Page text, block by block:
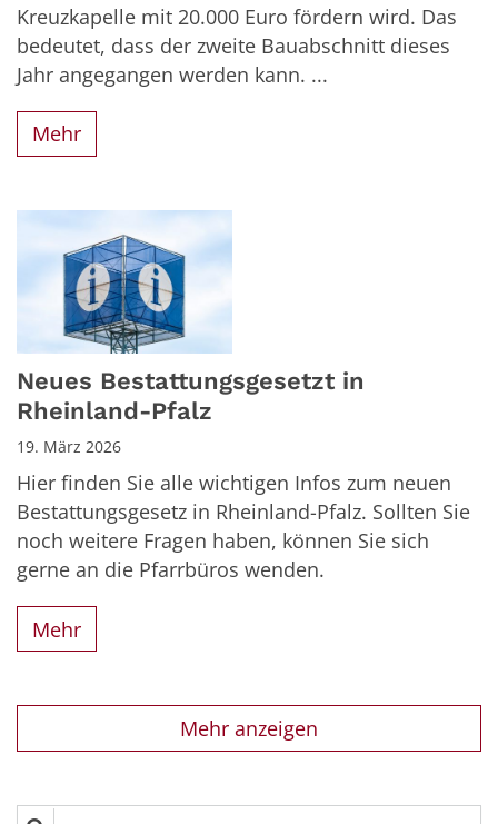
Kreuzkapelle mit 20.000 Euro fördern wird. Das
bedeutet, dass der zweite Bauabschnitt dieses
Jahr angegangen werden kann. ...
Mehr
Neues Bestattungsgesetzt in
Rheinland-Pfalz
19. März 2026
Hier finden Sie alle wichtigen Infos zum neuen
Bestattungsgesetz in Rheinland-Pfalz. Sollten Sie
noch weitere Fragen haben, können Sie sich
gerne an die Pfarrbüros wenden.
Mehr
Mehr anzeigen
Suche in Nachrichten